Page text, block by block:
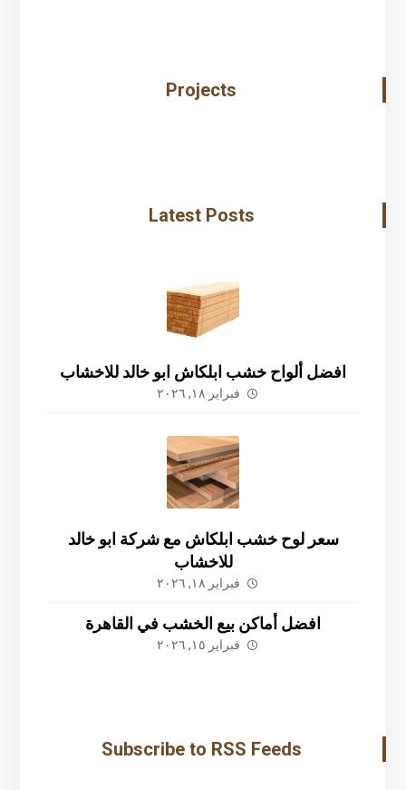
Projects
Latest Posts
افضل ألواح خشب ابلكاش ابو خالد للاخشاب
فبراير ١٨, ٢٠٢٦
سعر لوح خشب ابلكاش مع شركة ابو خالد
للاخشاب
فبراير ١٨, ٢٠٢٦
افضل أماكن بيع الخشب في القاهرة
فبراير ١٥, ٢٠٢٦
Subscribe to RSS Feeds